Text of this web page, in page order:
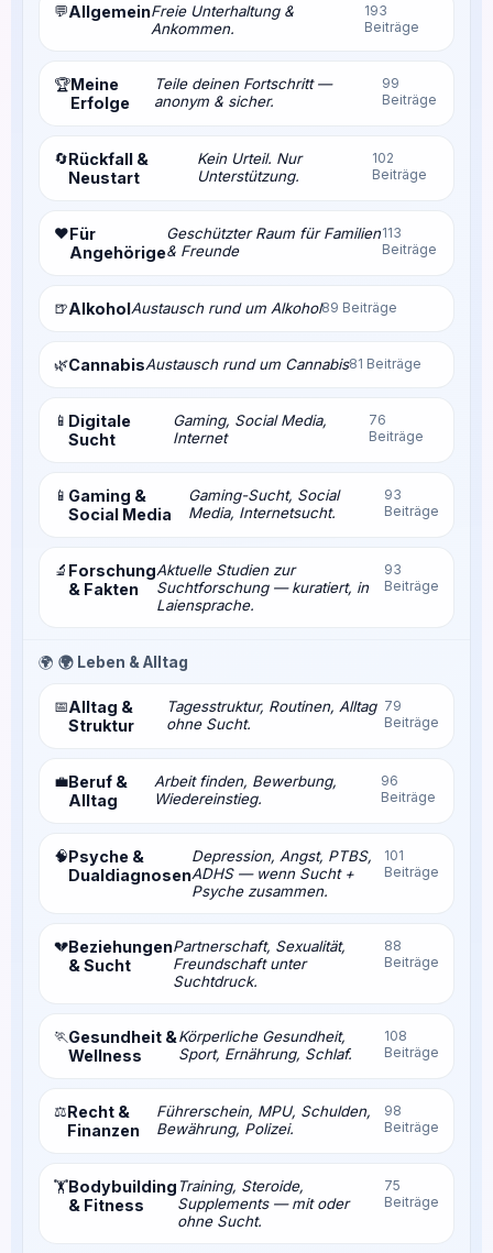
💬AllgemeinFreie Unterhaltung &
Ankommen.
193
Beiträge
🏆Meine
Erfolge
Teile deinen Fortschritt —
anonym & sicher.
99
Beiträge
🔄Rückfall &
Neustart
Kein Urteil. Nur
Unterstützung.
102
Beiträge
❤️Für
Angehörige
Geschützter Raum für Familien
& Freunde
113
Beiträge
🍺AlkoholAustausch rund um Alkohol89 Beiträge
🌿CannabisAustausch rund um Cannabis81 Beiträge
📱 Digitale
Sucht
Gaming, Social Media,
Internet
76
Beiträge
📱 Gaming &
Social Media
Gaming-Sucht, Social
Media, Internetsucht.
93
Beiträge
🔬 Forschung
& Fakten
Aktuelle Studien zur
Suchtforschung — kuratiert, in
Laiensprache.
93
Beiträge
🌍 🌍 Leben & Alltag
📅Alltag &
Struktur
Tagesstruktur, Routinen, Alltag
ohne Sucht.
79
Beiträge
💼Beruf &
Alltag
Arbeit finden, Bewerbung,
Wiedereinstieg.
96
Beiträge
🧠Psyche &
Dualdiagnosen
Depression, Angst, PTBS,
ADHS — wenn Sucht +
Psyche zusammen.
101
Beiträge
💔Beziehungen
& Sucht
Partnerschaft, Sexualität,
Freundschaft unter
Suchtdruck.
88
Beiträge
🏃Gesundheit &
Wellness
Körperliche Gesundheit,
Sport, Ernährung, Schlaf.
108
Beiträge
⚖️Recht &
Finanzen
Führerschein, MPU, Schulden,
Bewährung, Polizei.
98
Beiträge
🏋️Bodybuilding
& Fitness
Training, Steroide,
Supplements — mit oder
ohne Sucht.
75
Beiträge